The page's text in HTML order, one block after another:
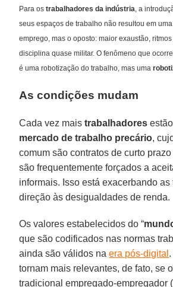
Para ostrabalhadores da indústria , a
seus espaços de trabalho não resultou em
emprego, mas o oposto: maior exaustão,
disciplina quase militar. O fenômeno que
é uma robotização do trabalho, mas uma
As condições mudam
Cada vez maistrabalhadores
mercado de trabalho precário,
comum são contratos de curto
são frequentemente forçados a
informais. Isso está exacerbando
direção às desigualdades de renda.
Os valores estabelecidos do “
que são codificados nas normas
ainda são válidos naera pós-digital
tornam mais relevantes, de fato, se
tradicional empregado-empregador